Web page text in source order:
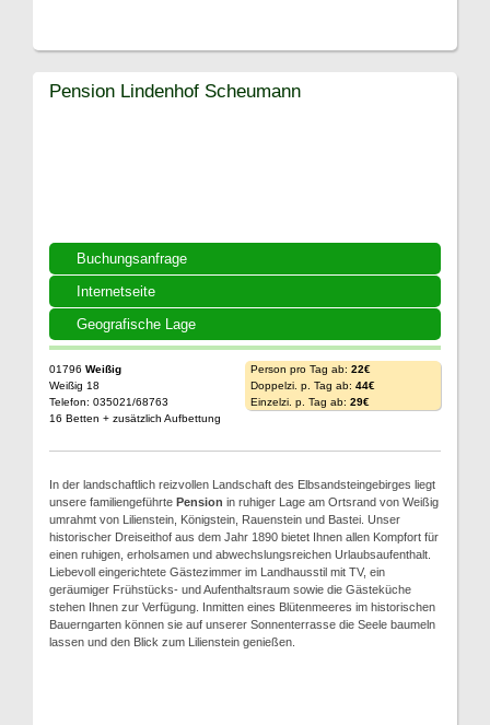
Buchungsanfrage
Internetseite
Geografische Lage
Pension Lindenhof Scheumann
01796 Weißig
Weißig 18
Telefon: 035021/68763
16 Betten + zusätzlich Aufbettung
Person pro Tag ab: 22€
Doppelzi. p. Tag ab: 44€
Einzelzi. p. Tag ab: 29€
In der landschaftlich reizvollen Landschaft des Elbsandsteingebirges liegt
unsere familiengeführte Pension in ruhiger Lage am Ortsrand von Weißig
umrahmt von Lilienstein, Königstein, Rauenstein und Bastei. Unser
historischer Dreiseithof aus dem Jahr 1890 bietet Ihnen allen Kompfort für
einen ruhigen, erholsamen und abwechslungsreichen Urlaubsaufenthalt.
Liebevoll eingerichtete Gästezimmer im Landhausstil mit TV, ein
geräumiger Frühstücks- und Aufenthaltsraum sowie die Gästeküche
stehen Ihnen zur Verfügung. Inmitten eines Blütenmeeres im historischen
Bauerngarten können sie auf unserer Sonnenterrasse die Seele baumeln
lassen und den Blick zum Lilienstein genießen.